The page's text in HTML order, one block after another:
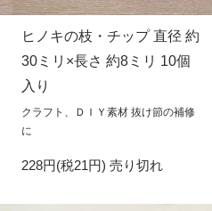
ヒノキの枝・チップ 直径 約
30ミリ×長さ 約8ミリ 10個
入り
クラフト、ＤＩＹ素材 抜け節の補修
に
228円(税21円) 売り切れ